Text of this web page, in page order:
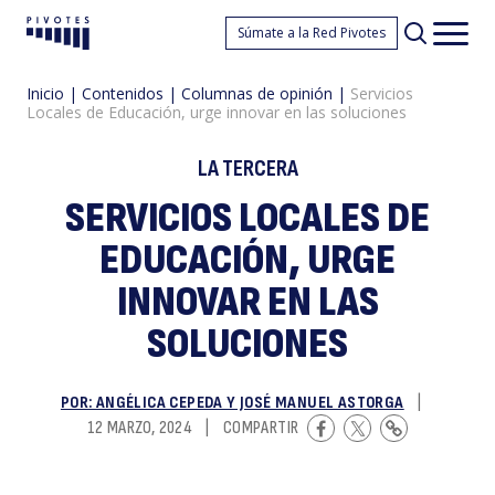
Pivotes Súmate a la Red Pivotes
Inicio | Contenidos | Columnas de opinión | Servicios
Locales de Educación, urge innovar en las soluciones
LA TERCERA
SERVICIOS LOCALES DE
EDUCACIÓN, URGE
INNOVAR EN LAS
SOLUCIONES
POR: ANGÉLICA CEPEDA Y JOSÉ MANUEL ASTORGA
12 MARZO, 2024
COMPARTIR